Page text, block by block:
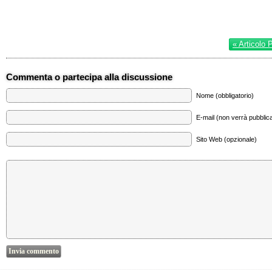
« Articolo
Commenta o partecipa alla discussione
Nome (obbligatorio)
E-mail (non verrà
Sito Web (opzionale)